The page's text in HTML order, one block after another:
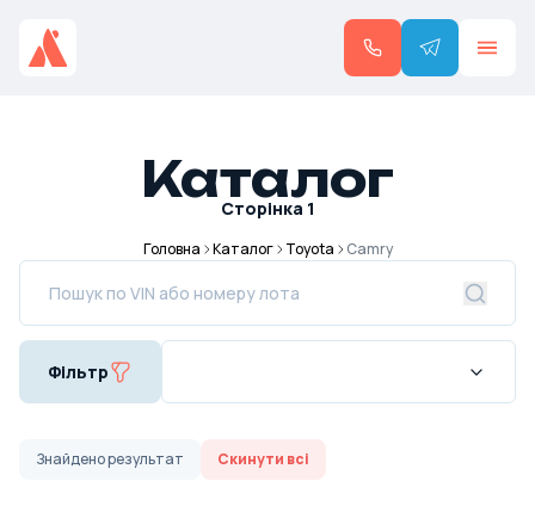
Каталог
Сторінка 1
Головна Каталог Toyota Camry
Фільтр
Знайденорезультат Скинути всі